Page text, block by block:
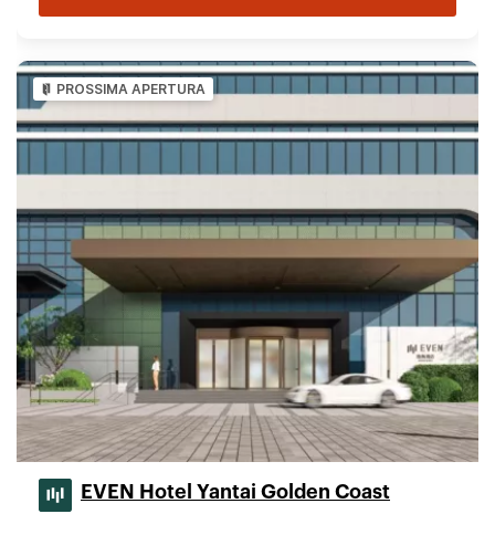
PROSSIMA APERTURA
EVEN Hotel Yantai Golden Coast